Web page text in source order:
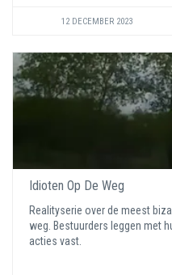
12 DECEMBER 2023
Idioten Op De Weg
Realityserie over de meest
weg. Bestuurders leggen met
acties vast.